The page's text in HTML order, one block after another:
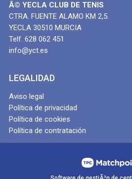
Â© YECLA CLUB DE TENIS
CTRA. FUENTE ALAMO KM 2,5.
YECLA 30510 MURCIA
Telf. 628 062 451
info@yct.es
LEGALIDAD
Aviso legal
Política de privacidad
Política de cookies
Política de contratación